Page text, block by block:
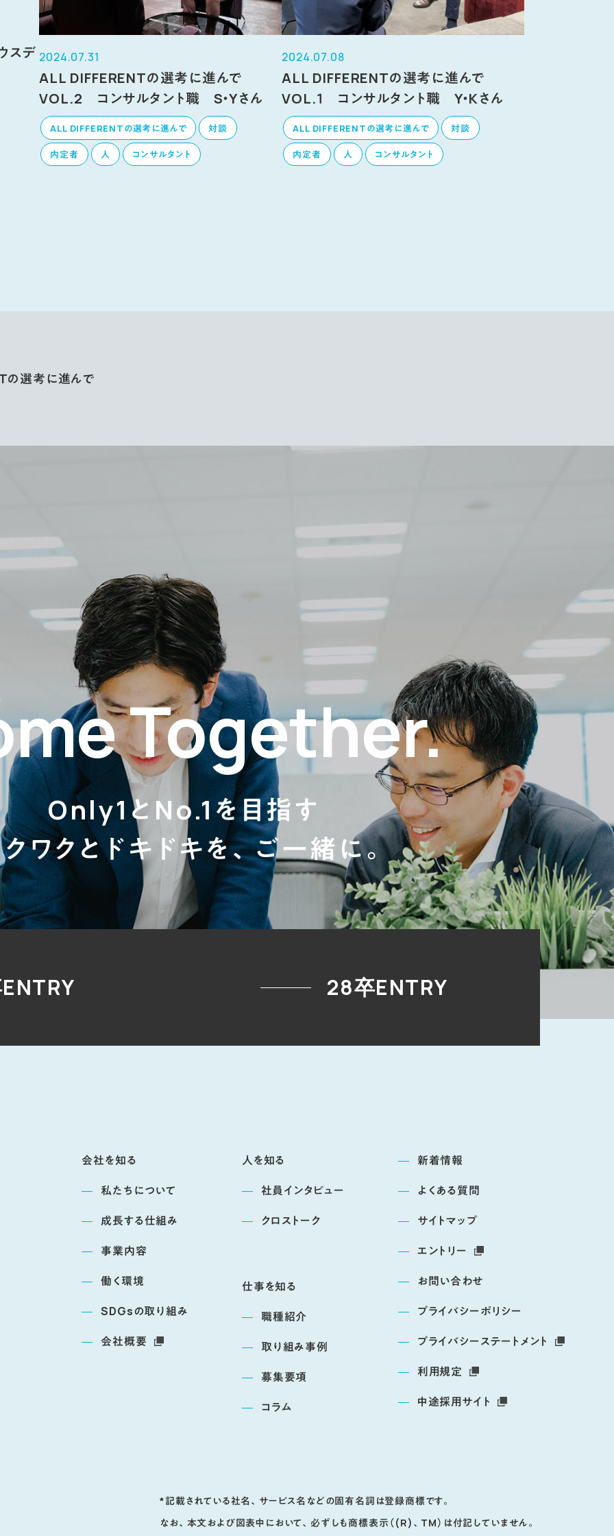
スデ 2024.07.31
ALL DIFFERENTの選考に進んで
VOL.2 コンサルタント職 S・Yさん
ALL DIFFERENTの選考に進んで 対談
内定者 人 コンサルタント
2024.07.08
ALL DIFFERENTの選考に進んで
VOL.１ コンサルタント職 Y・Kさん
ALL DIFFERENTの選考に進んで 対談
内定者 人 コンサルタント
の選考に進んで
Together.
Only1とNo.1を目指す
ワクとドキドキを、ご一緒に。
28卒ENTRY
会社を知る
私たちについて
成長する仕組み
事業内容
働く環境
SDGsの取り組み
会社概要
人を知る
社員インタビュー
クロストーク
仕事を知る
職種紹介
取り組み事例
募集要項
コラム
新着情報
よくある質問
サイトマップ
エントリー
お問い合わせ
プライバシーポリシー
プライバシーステートメント
利用規定
中途採用サイト
*記載されている社名、サービス名などの固有名詞は登録商標です。
なお、本文および図表中において、必ずしも商標表示（(R)、TM）は付記していません。